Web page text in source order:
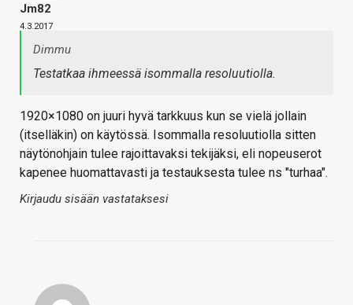
Jm82
4.3.2017
Dimmu
Testatkaa ihmeessä isommalla resoluutiolla.
1920×1080 on juuri hyvä tarkkuus kun se vielä jollain
(itselläkin) on käytössä. Isommalla resoluutiolla sitten
näytönohjain tulee rajoittavaksi tekijäksi, eli nopeuserot
kapenee huomattavasti ja testauksesta tulee ns "turhaa".
Kirjaudu sisään vastataksesi